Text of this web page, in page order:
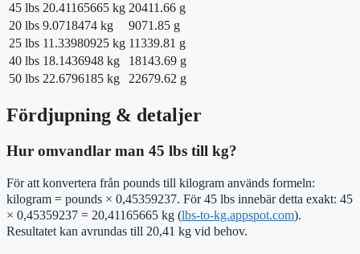
45 lbs 20.41165665 kg 20411.66 g
20 lbs 9.0718474 kg
9071.85 g
25 lbs 11.33980925 kg 11339.81 g
40 lbs 18.1436948 kg
18143.69 g
50 lbs 22.6796185 kg 22679.62 g
Fördjupning & detaljer
Hur omvandlar man 45 lbs till kg?
För att konvertera från pounds till kilogram används formeln:
kilogram = pounds × 0,45359237. För 45 lbs innebär detta exakt: 45
× 0,45359237 = 20,41165665 kg (lbs-to-kg.appspot.com).
Resultatet kan avrundas till 20,41 kg vid behov.